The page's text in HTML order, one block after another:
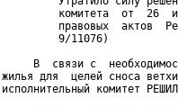
комитета  от  26
правовых  актов
         9/11076)
В  связи с
жилья для  целей сноса
исполнительный комитет